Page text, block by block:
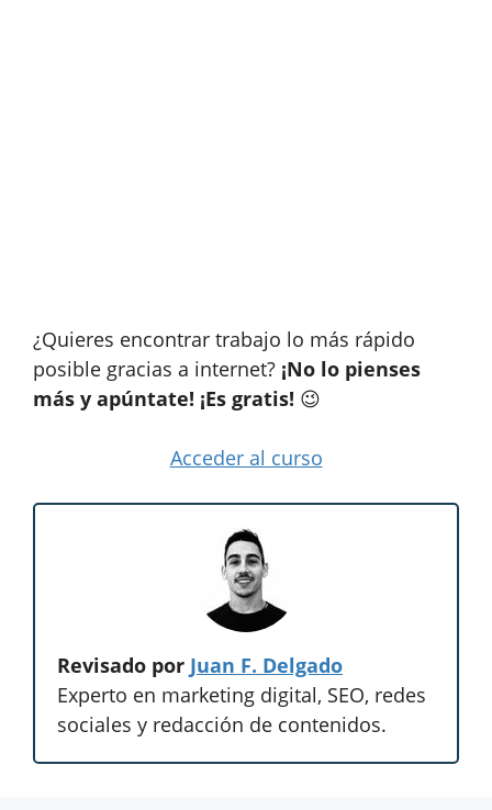
¿Quieres encontrar trabajo lo más rápido
posible gracias a internet? ¡No lo pienses
más y apúntate! ¡Es gratis! 😉
Acceder al curso
Revisado por Juan F. Delgado
Experto en marketing digital, SEO, redes
sociales y redacción de contenidos.